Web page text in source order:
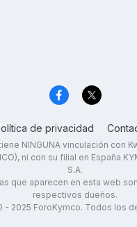
de privacidad
NINGUNA vinculación con
ni con su filial en España
S.A.
que aparecen en esta web
respectivos dueños.
- 2025 ForoKymco. Todos los